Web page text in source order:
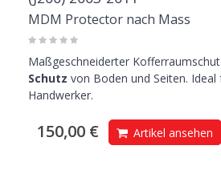
MDM Protector nach Mass
Maßgeschneiderter
Schutz von Boden und Seiten.
Handwerker.
150,00 € Artikel ansehen